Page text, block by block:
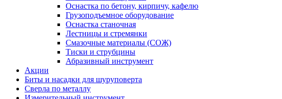
Оснастка по бетону, кирпичу, кафелю
Грузоподъемное оборудование
Оснастка станочная
Лестницы и стремянки
Смазочные материалы (СОЖ)
Тиски и струбцины
Абразивный инструмент
Акции
Биты и насадки для шуруповерта
Сверла по металлу